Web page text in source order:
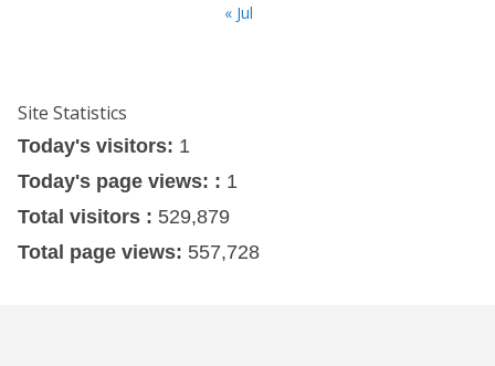
« Jul
Site Statistics
Today's visitors: 1
Today's page views: : 1
Total visitors : 529,879
Total page views: 557,728